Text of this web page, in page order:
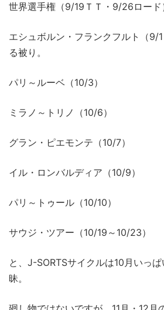
世界選手権（9/19ＴＴ・9/26ロード
エシュボルン・フランクフルト（9/
る被り。
パリ～ルーベ（10/3）
ミラノ～トリノ（10/6）
グラン・ピエモンテ（10/7）
イル・ロンバルディア（10/9）
パリ～トゥール（10/10）
サウジ・ツアー（10/19～10/23）
と、J-SORTSサイクルは10月いっ
昧。